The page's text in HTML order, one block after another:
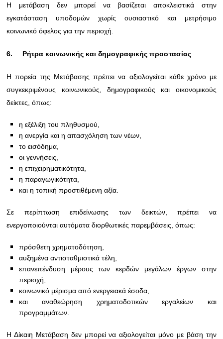
Η μετάβαση δεν μπορεί να βασίζεται αποκλειστικά στην
εγκατάσταση υποδομών χωρίς ουσιαστικό και μετρήσιμο
κοινωνικό όφελος για την περιοχή.
6. Ρήτρα κοινωνικής και δημογραφικής προστασίας
Η πορεία της Μετάβασης πρέπει να αξιολογείται κάθε χρόνο με
συγκεκριμένους κοινωνικούς, δημογραφικούς και οικονομικούς
δείκτες, όπως:
η εξέλιξη του πληθυσμού,
η ανεργία και η απασχόληση των νέων,
το εισόδημα,
οι γεννήσεις,
η επιχειρηματικότητα,
η παραγωγικότητα,
και η τοπική προστιθέμενη αξία.
Σε περίπτωση επιδείνωσης των δεικτών, πρέπει να
ενεργοποιούνται αυτόματα διορθωτικές παρεμβάσεις, όπως:
πρόσθετη χρηματοδότηση,
αυξημένα αντισταθμιστικά τέλη,
επανεπένδυση μέρους των κερδών μεγάλων έργων στην
περιοχή,
κοινωνικό μέρισμα από ενεργειακά έσοδα,
και αναθεώρηση χρηματοδοτικών εργαλείων και
προγραμμάτων.
Η Δίκαιη Μετάβαση δεν μπορεί να αξιολογείται μόνο με βάση την